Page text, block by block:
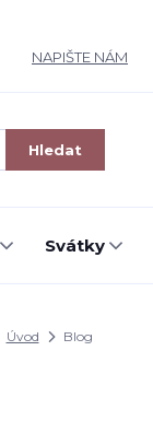
NAPIŠTE NÁM
Hledat
Svátky
Úvod Blog